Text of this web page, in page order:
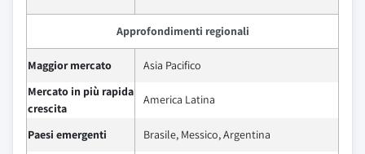
Approfondimenti regionali
Maggior mercato
Asia Pacifico
Mercato in più rapida
crescita
America Latina
Paesi emergenti Brasile, Messico, Argentina